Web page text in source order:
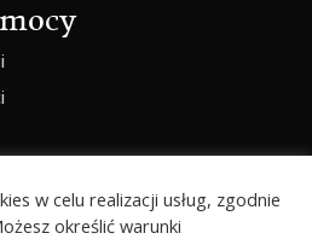
w celu realizacji usług, zgodnie
określić warunki